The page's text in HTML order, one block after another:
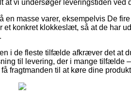
at vi undersøger leveringstiden ved
en masse varer, eksempelvis De
konkret klokkeslæt, så at de har
i de fleste tilfælde afkræver det at
til levering, der i mange tilfælde
fragtmanden til at køre dine